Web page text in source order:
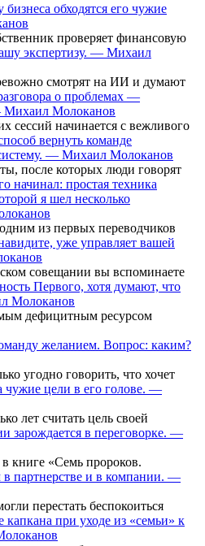
обходятся его чужие
проверяет финансовую
экспертизу. — Михаил
смотрят на ИИ и думают
о проблемах —
Михаил Молоканов
сессий начинается с вежливого
вернуть команде
— Михаил Молоканов
после которых люди говорят
начинал: простая техника
я шел несколько
из первых переводчиков
уже управляет вашей
совещании вы вспоминаете
Первого, хотя думают, что
Молоканов
дефицитным ресурсом
желанием. Вопрос: каким?
угодно говорить, что хочет
чужие цели в его голове. —
лет считать цель своей
зарождается в переговорке. —
книге «Семь пророков.
в партнерстве и в компании. —
перестать беспокоиться
капкана при уходе из «семьи» к